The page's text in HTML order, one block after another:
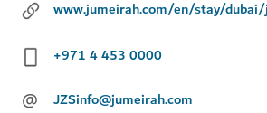
+971 4 453 0000
@ JZSinfo@jumeirah.com